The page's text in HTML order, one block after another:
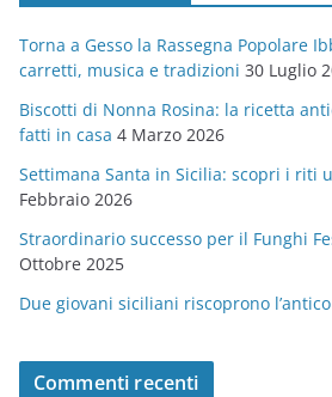
o
r
i
e
Torna a Gesso la Rassegna Popolare
carretti, musica e tradizioni 30 Luglio
Biscotti di Nonna Rosina: la ricetta
fatti in casa 4 Marzo 2026
Settimana Santa in Sicilia: scopri i riti
Febbraio 2026
Straordinario successo per il Funghi
Ottobre 2025
Due giovani siciliani riscoprono
Commenti recenti